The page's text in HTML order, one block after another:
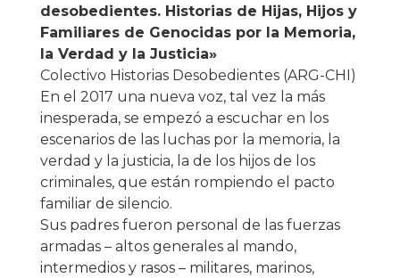
desobedientes. Historias de Hijas, Hijos y
Familiares de Genocidas por la Memoria,
la Verdad y la Justicia»
Colectivo Historias Desobedientes (ARG-CHI)
En el 2017 una nueva voz, tal vez la más
inesperada, se empezó a escuchar en los
escenarios de las luchas por la memoria, la
verdad y la justicia, la de los hijos de los
criminales, que están rompiendo el pacto
familiar de silencio.
Sus padres fueron personal de las fuerzas
armadas – altos generales al mando,
intermedios y rasos – militares, marinos,